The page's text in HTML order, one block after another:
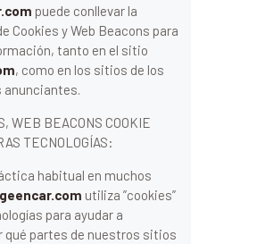
puede conllevar la
Cookies y Web Beacons para
tanto en el sitio
, como en los sitios de los
WEB BEACONS COOKIE
TECNOLOGÍAS:
habitual en muchos
geencar.com utiliza ”cookies”
para ayudar a
qué partes de nuestros sitios